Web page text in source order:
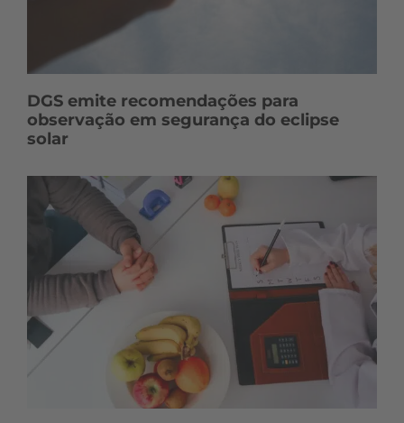
DGS emite recomendações para
observação em segurança do eclipse
solar